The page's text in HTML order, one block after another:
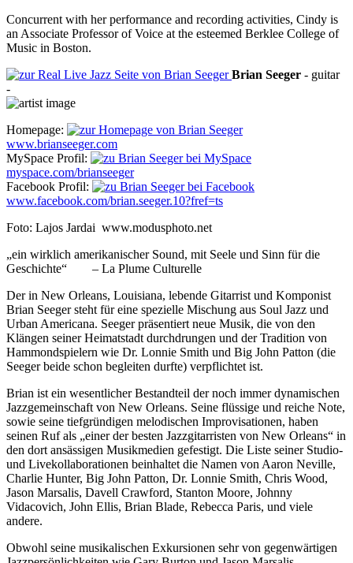
Concurrent with her performance and recording activities, Cindy is
an Associate Professor of Voice at the esteemed Berklee College of
Music in Boston.
Brian Seeger - guitar
-
Homepage:
www.brianseeger.com
MySpace Profil:
myspace.com/brianseeger
Facebook Profil:
www.facebook.com/brian.seeger.10?fref=ts
Foto: Lajos Jardai www.modusphoto.net
„ein wirklich amerikanischer Sound, mit Seele und Sinn für die
Geschichte“ – La Plume Culturelle
Der in New Orleans, Louisiana, lebende Gitarrist und Komponist
Brian Seeger steht für eine spezielle Mischung aus Soul Jazz und
Urban Americana. Seeger präsentiert neue Musik, die von den
Klängen seiner Heimatstadt durchdrungen und der Tradition von
Hammondspielern wie Dr. Lonnie Smith und Big John Patton (die
Seeger beide schon begleiten durfte) verpflichtet ist.
Brian ist ein wesentlicher Bestandteil der noch immer dynamischen
Jazzgemeinschaft von New Orleans. Seine flüssige und reiche Note,
sowie seine tiefgründigen melodischen Improvisationen, haben
seinen Ruf als „einer der besten Jazzgitarristen von New Orleans“ in
den dort ansässigen Musikmedien gefestigt. Die Liste seiner Studio-
und Livekollaborationen beinhaltet die Namen von Aaron Neville,
Charlie Hunter, Big John Patton, Dr. Lonnie Smith, Chris Wood,
Jason Marsalis, Davell Crawford, Stanton Moore, Johnny
Vidacovich, John Ellis, Brian Blade, Rebecca Paris, und viele
andere.
Obwohl seine musikalischen Exkursionen sehr von gegenwärtigen